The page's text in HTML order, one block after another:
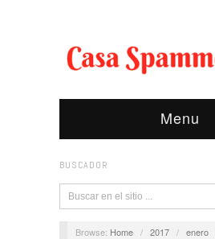
Menu
BUSCADOR
Browse: Home / 2017 / enero